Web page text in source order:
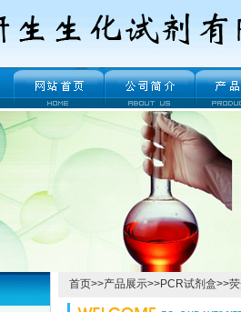
首页>>产品展示>>PCR试剂盒>>